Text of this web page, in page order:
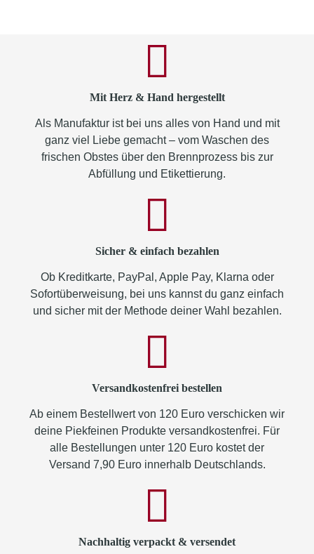
Mit Herz & Hand hergestellt
Als Manufaktur ist bei uns alles von Hand und mit
ganz viel Liebe gemacht – vom Waschen des
frischen Obstes über den Brennprozess bis zur
Abfüllung und Etikettierung.
Sicher & einfach bezahlen
Ob Kreditkarte, PayPal, Apple Pay, Klarna oder
Sofortüberweisung, bei uns kannst du ganz einfach
und sicher mit der Methode deiner Wahl bezahlen.
Versandkostenfrei bestellen
Ab einem Bestellwert von 120 Euro verschicken wir
deine Piekfeinen Produkte versandkostenfrei. Für
alle Bestellungen unter 120 Euro kostet der
Versand 7,90 Euro innerhalb Deutschlands.
Nachhaltig verpackt & versendet